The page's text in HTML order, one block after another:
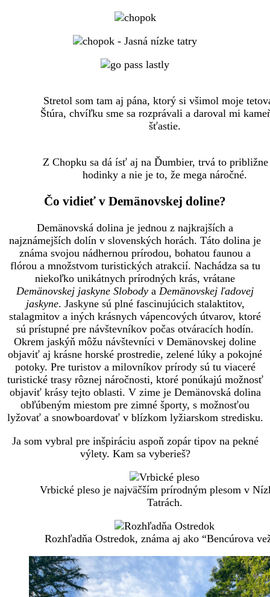
Stretol som tam aj pána, ktorý si všimol moje
Štúra, chvíľku sme sa rozprávali a daroval mi
šťastie.
Z Chopku sa dá ísť aj na Ďumbier, trvá to približne
hodinky a nie je to, že mega náročné.
Čo vidieť v Demänovskej doline?
Demänovská dolina je jednou z najkrajších a
najznámejších dolín v slovenských horách. Táto dolina je
známa svojou nádhernou prírodou, bohatou faunou a
flórou a množstvom turistických atrakcií. Nachádza sa tu
niekoľko unikátnych prírodných krás, vrátane
Demänovskej jaskyne Slobody a Demänovskej ľadovej
jaskyne. Jaskyne sú plné fascinujúcich stalaktitov,
stalagmitov a iných krásnych vápencových útvarov, ktoré
sú prístupné pre návštevníkov počas otváracích hodín.
Okrem jaskýň môžu návštevníci v Demänovskej doline
objaviť aj krásne horské prostredie, zelené lúky a pokojné
potoky. Pre turistov a milovníkov prírody sú tu viaceré
turistické trasy rôznej náročnosti, ktoré ponúkajú možnosť
objaviť krásy tejto oblasti. V zime je Demänovská dolina
obľúbeným miestom pre zimné športy, s možnosťou
lyžovať a snowboardovať v blízkom lyžiarskom stredisku.
Ja som vybral pre inšpiráciu aspoň zopár tipov na pekné
výlety. Kam sa vyberieš?
Vrbické pleso je najväčším prírodným plesom v
Tatrách.
Rozhľadňa Ostredok, známa aj ako “Bencúrova